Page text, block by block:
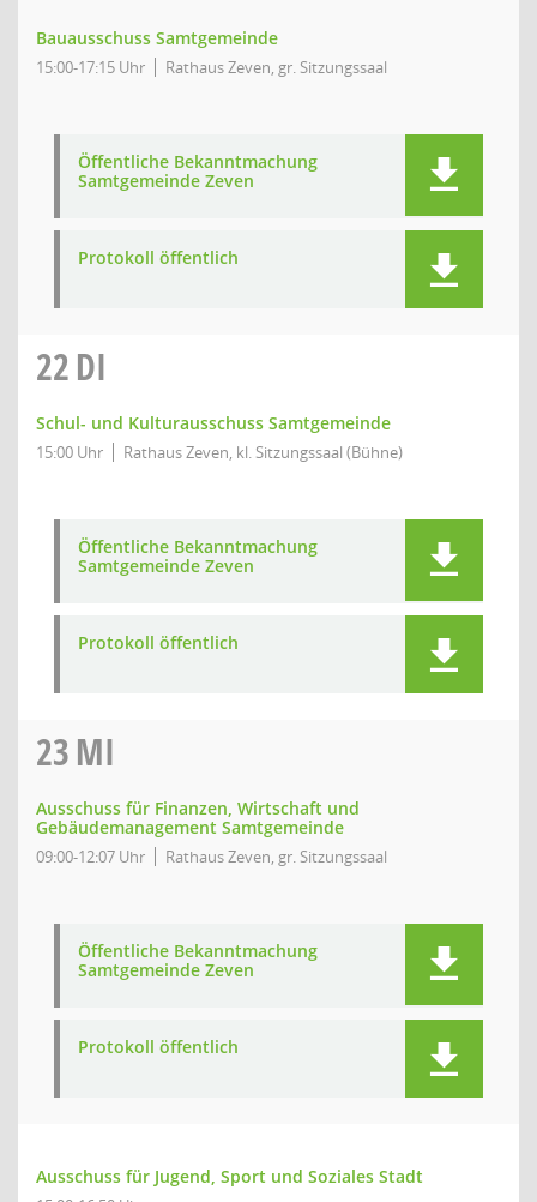
Bauausschuss Samtgemeinde
15:00-17:15 Uhr Rathaus Zeven, gr. Sitzungssaal
Öffentliche Bekanntmachung
Samtgemeinde Zeven
Protokoll öffentlich
22DI
Schul- und Kulturausschuss Samtgemeinde
15:00 Uhr Rathaus Zeven, kl. Sitzungssaal (Bühne)
Öffentliche Bekanntmachung
Samtgemeinde Zeven
Protokoll öffentlich
23MI
Ausschuss für Finanzen, Wirtschaft und
Gebäudemanagement Samtgemeinde
09:00-12:07 Uhr Rathaus Zeven, gr. Sitzungssaal
Öffentliche Bekanntmachung
Samtgemeinde Zeven
Protokoll öffentlich
Ausschuss für Jugend, Sport und Soziales Stadt